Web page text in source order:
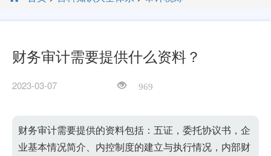
财务审计需要提供什么资料？
2023-03-07 969
财务审计需要提供的资料包括：五证，委托协议书，企
业基本情况简介、内控制度的建立与执行情况，内部财